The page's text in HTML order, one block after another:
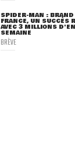
SPIDER-MAN : BRAND
FRANCE, UN SUCCÈS
AVEC 3 MILLIONS
SEMAINE
BRÈVE